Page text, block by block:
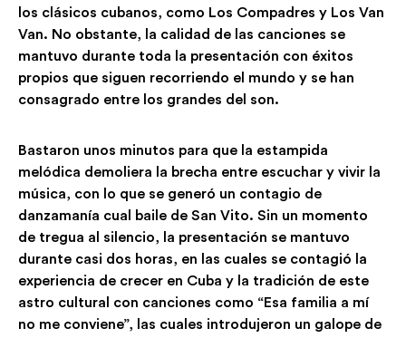
los clásicos cubanos, como Los Compadres y Los Van
Van. No obstante, la calidad de las canciones se
mantuvo durante toda la presentación con éxitos
propios que siguen recorriendo el mundo y se han
consagrado entre los grandes del son.
Bastaron unos minutos para que la estampida
melódica demoliera la brecha entre escuchar y vivir la
música, con lo que se generó un contagio de
danzamanía cual baile de San Vito. Sin un momento
de tregua al silencio, la presentación se mantuvo
durante casi dos horas, en las cuales se contagió la
experiencia de crecer en Cuba y la tradición de este
astro cultural con canciones como “Esa familia a mí
no me conviene”, las cuales introdujeron un galope de